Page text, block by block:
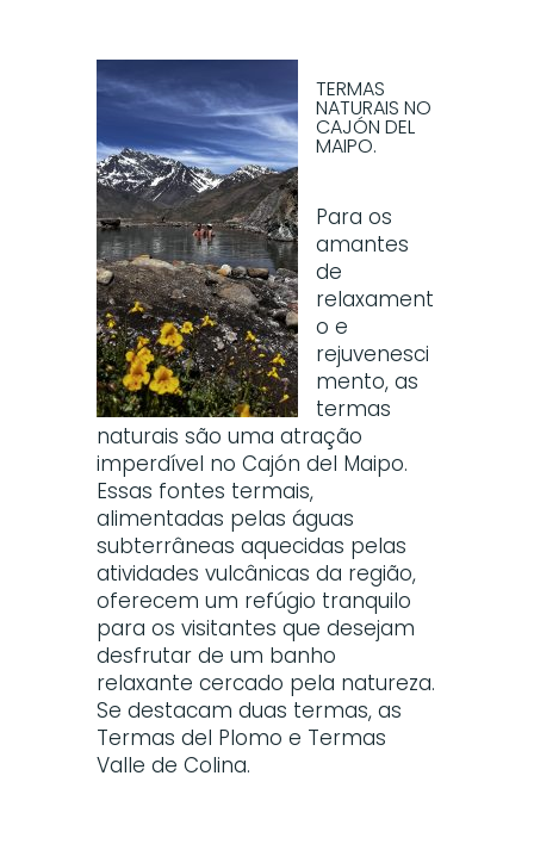
TERMAS
NATURAIS NO
CAJÓN DEL
MAIPO.
Para os
amantes
de
relaxament
o e
rejuvenesci
mento, as
termas
naturais são uma atração
imperdível no Cajón del Maipo.
Essas fontes termais,
alimentadas pelas águas
subterrâneas aquecidas pelas
atividades vulcânicas da região,
oferecem um refúgio tranquilo
para os visitantes que desejam
desfrutar de um banho
relaxante cercado pela natureza.
Se destacam duas termas, as
Termas del Plomo e Termas
Valle de Colina.